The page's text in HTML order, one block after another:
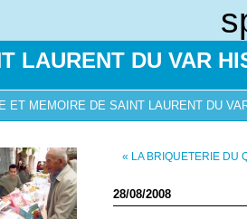
LAURENT DU VAR
ET MEMOIRE DE SAINT LAURENT DU
« LA BRIQUETERIE DU
28/08/2008